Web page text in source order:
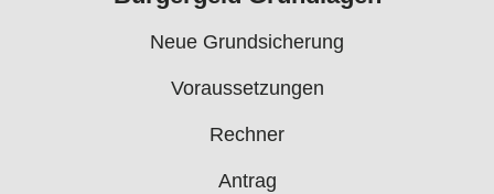
Neue Grundsicherung
Voraussetzungen
Rechner
Antrag